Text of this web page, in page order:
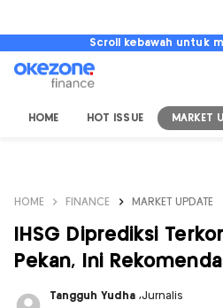
Scroll kebawah untuk
HOME HOT ISSUE MARKET
HOME FINANCE MARKET UPDATE
IHSG Diprediksi
Pekan, Ini
Tangguh Yudha ,Jurnalis